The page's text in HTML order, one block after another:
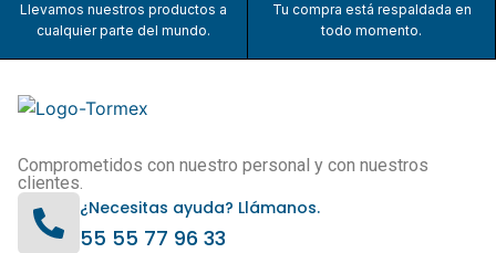
Llevamos nuestros productos a
cualquier parte del mundo.
Tu compra está respaldada en
todo momento.
Comprometidos con nuestro personal y con nuestros
clientes.
¿Necesitas ayuda? Llámanos.
55 55 77 96 33